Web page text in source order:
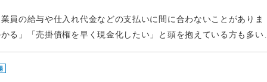
員の給与や仕入れ代金などの支払いに間に合わないことがありま
る」「売掛債権を早く現金化したい」と頭を抱えている方も多い
のがファクタリングです。 本記事では、売掛債権を最短即日で